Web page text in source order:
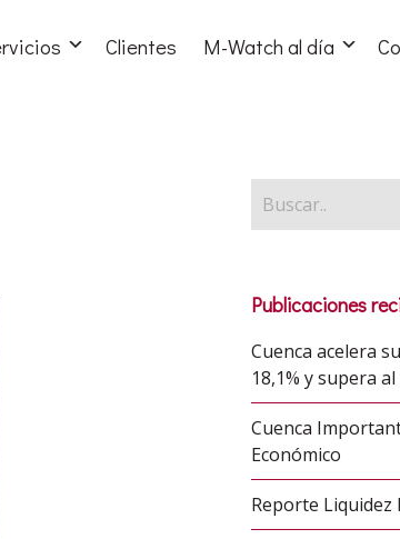
Clientes M-Watch al día
Publicaciones
Cuenca acelera
18,1% y supera
Cuenca
Económico
Reporte Liquidez